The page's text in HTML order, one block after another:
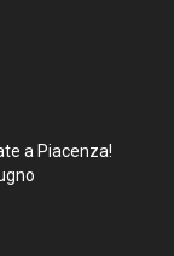
a Piacenza!